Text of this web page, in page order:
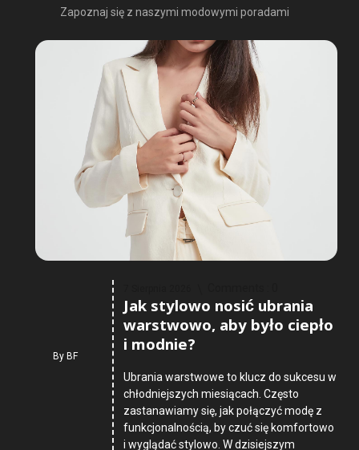
Zapoznaj się z naszymi modowymi poradami
ByBF
Jak stylowo nosić ubrania
warstwowo, aby było ciepło
i modnie?
Ubrania warstwowe to klucz do sukcesu w
chłodniejszych miesiącach. Często
zastanawiamy się, jak połączyć modę z
funkcjonalnością, by czuć się komfortowo
i wyglądać stylowo. W dzisiejszym